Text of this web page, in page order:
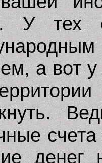
У тех
а вот у
денег